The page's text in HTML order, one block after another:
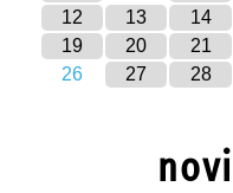
12
13 14
19
20 21
26
27 28